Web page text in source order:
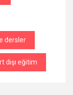
dersler
dışı eğitim